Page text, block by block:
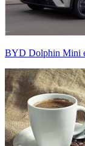
BYD Dolphin Mini